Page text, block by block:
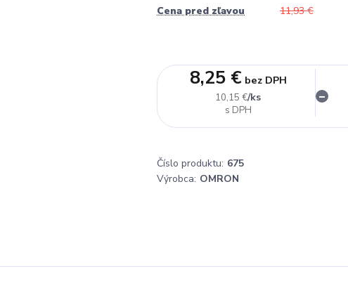
Cena pred zľavou
11,93 €
10,15 €/ks
8,25 € bez DPH
Číslo produktu: 675
Výrobca: OMRON